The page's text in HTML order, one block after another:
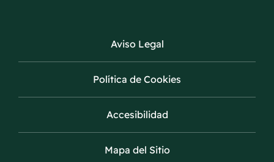
Aviso Legal
Política de Cookies
Accesibilidad
Mapa del Sitio